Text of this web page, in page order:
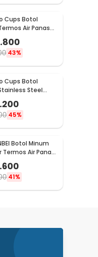
Cups Botol
Air Panas
Cup Head
43%
Cups Botol
Steel
300ml -
45%
Botol Minum
Termos Air Panas
500ml -
41%